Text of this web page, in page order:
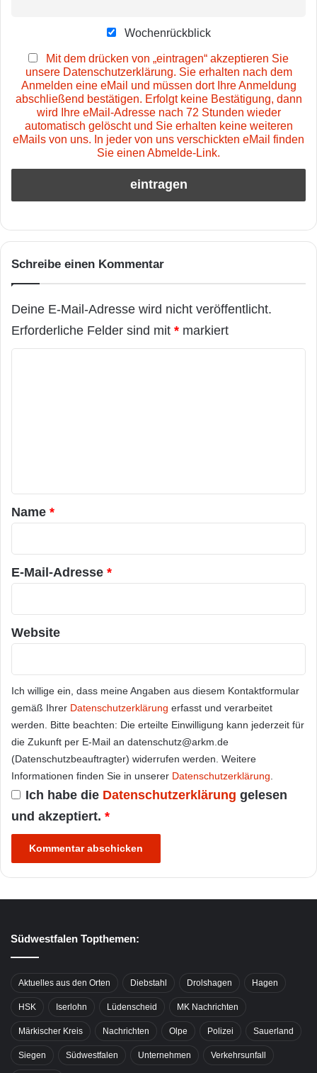
Wochenrückblick
Mit dem drücken von „eintragen“ akzeptieren Sie
unsere Datenschutzerklärung. Sie erhalten nach dem
Anmelden eine eMail und müssen dort Ihre Anmeldung
abschließend bestätigen. Erfolgt keine Bestätigung, dann
wird Ihre eMail-Adresse nach 72 Stunden wieder
automatisch gelöscht und Sie erhalten keine weiteren
eMails von uns. In jeder von uns verschickten eMail finden
Sie einen Abmelde-Link.
Schreibe einen Kommentar
Deine E-Mail-Adresse wird nicht veröffentlicht.
Erforderliche Felder sind mit * markiert
a
r
*
Name *
E-Mail-Adresse *
Website
Ich willige ein, dass meine Angaben aus diesem Kontaktformular
gemäß Ihrer Datenschutzerklärung erfasst und verarbeitet
werden. Bitte beachten: Die erteilte Einwilligung kann jederzeit für
die Zukunft per E-Mail an datenschutz@arkm.de
(Datenschutzbeauftragter) widerrufen werden. Weitere
Informationen finden Sie in unserer Datenschutzerklärung
Ich habe die Datenschutzerklärung gelesen
und akzeptiert. *
Südwestfalen Topthemen:
Aktuelles aus den Orten Diebstahl Drolshagen Hagen
HSK Iserlohn Lüdenscheid MK Nachrichten
Märkischer Kreis Nachrichten Olpe Polizei Sauerland
Siegen Südwestfalen Unternehmen Verkehrsunfall